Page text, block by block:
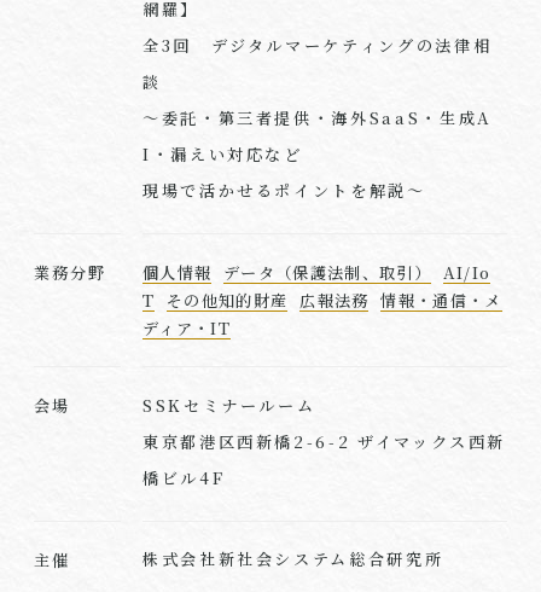
網羅】
全3回 デジタルマーケティングの法律相
談
〜委託・第三者提供・海外SaaS・生成A
I・漏えい対応など
現場で活かせるポイントを解説〜
業務分野 個人情報 データ（保護法制、取引）
AI/Io
T
その他知的財産 広報法務 情報・通信・メ
ディア・IT
会場
SSKセミナールーム
東京都港区西新橋2-6-2 ザイマックス西新
橋ビル4F
主催 株式会社新社会システム総合研究所